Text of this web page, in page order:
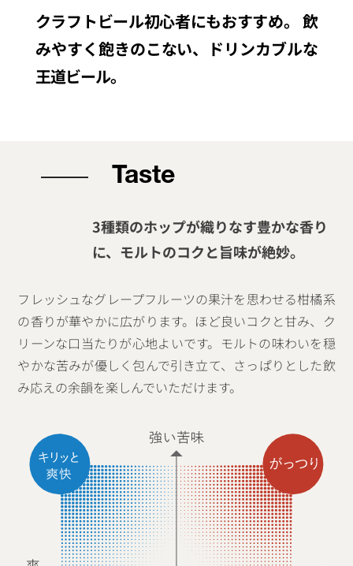
クラフトビール初心者にもおすすめ。飲
みやすく飽きのこない、ドリンカブルな
王道ビール。
Taste
3種類のホップが織りなす豊かな香り
に、モルトのコクと旨味が絶妙。
フレッシュなグレープフルーツの果汁を思わせる柑橘系
の香りが華やかに広がります。ほど良いコクと甘み、ク
リーンな口当たりが心地よいです。モルトの味わいを穏
やかな苦みが優しく包んで引き立て、さっぱりとした飲
み応えの余韻を楽しんでいただけます。